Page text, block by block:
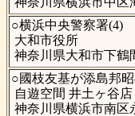
○横浜中央警察署(4)
大和市役所
神奈川県大和市下鶴
○國枝友基が添島邦
自遊空間 井土ヶ谷店
神奈川県横浜市南区